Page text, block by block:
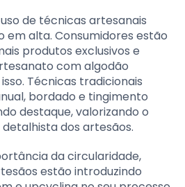
de técnicas artesanais
em alta. Consumidores estão
produtos exclusivos e
com algodão
Técnicas tradicionais
bordado e tingimento
destaque, valorizando o
dos artesãos.
da circularidade,
estão introduzindo